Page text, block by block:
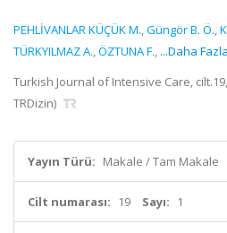
PEHLİVANLAR KÜÇÜK M.,Güngör B. Ö.,
TÜRKYILMAZ A.,ÖZTUNA F., ...Daha Fazla
Turkish Journal of Intensive Care, cilt.19,
TRDizin)
Yayın Türü: Makale / Tam Makale
Cilt numarası: 19 Sayı: 1